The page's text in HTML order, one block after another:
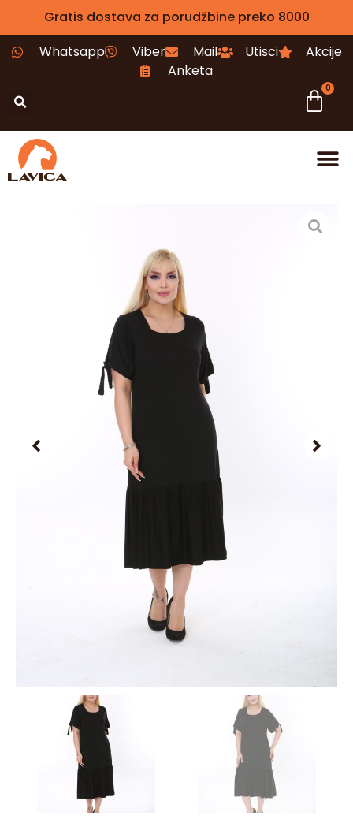
Gratis dostava za porudžbine preko 8000
Whatsapp
Viber Mail Utisci
Akcije
Anketa
0